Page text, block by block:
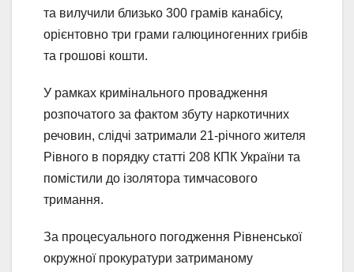
та вилучили близько 300 грамів канабісу,
орієнтовно три грами галюциногенних грибів
та грошові кошти.
У рамках кримінального провадження
розпочатого за фактом збуту наркотичних
речовин, слідчі затримали 21-річного жителя
Рівного в порядку статті 208 КПК України та
помістили до ізолятора тимчасового
тримання.
За процесуального погодження Рівненської
окружної прокуратури затриманому